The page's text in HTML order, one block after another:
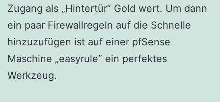
Zugang als „Hintertür“ Gold wert. Um dann
ein paar Firewallregeln auf die Schnelle
hinzuzufügen ist auf einer pfSense
Maschine „easyrule“ ein perfektes
Werkzeug.